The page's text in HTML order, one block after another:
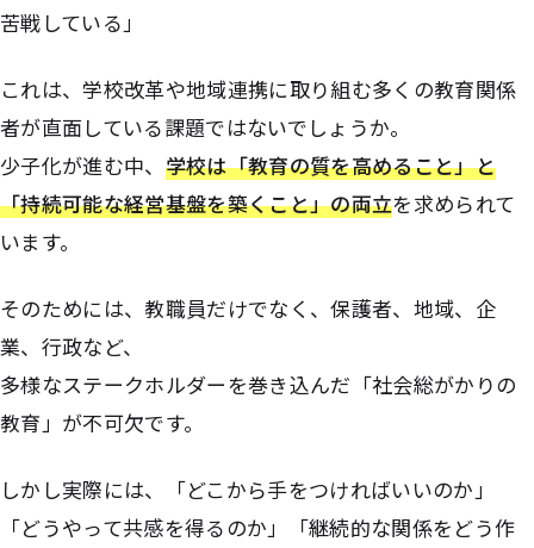
苦戦している」
これは、学校改革や地域連携に取り組む多くの教育関係
者が直面している課題ではないでしょうか。
少子化が進む中、 学校は「教育の質を高めること」と
「持続可能な経営基盤を築くこと」の両立を求められて
います。
そのためには、教職員だけでなく、保護者、地域、企
業、行政など、
多様なステークホルダーを巻き込んだ「社会総がかりの
教育」が不可欠です。
しかし実際には、「どこから手をつければいいのか」
「どうやって共感を得るのか」「継続的な関係をどう作